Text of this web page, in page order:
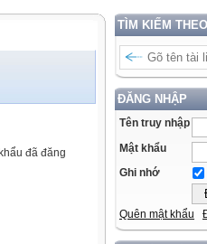
TÌM KIẾM
ĐĂNG NHẬP
Tên truy nhập
Mật khẩu
Ghi nhớ
Quên mật khẩu
đã đăng